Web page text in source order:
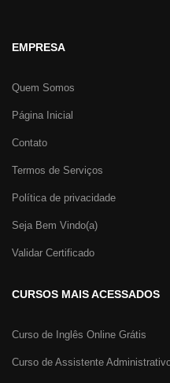
EMPRESA
Quem Somos
Página Inicial
Contato
Termos de Serviços
Política de privacidade
Seja Bem Vindo(a)
Validar Certificado
CURSOS MAIS ACESSADOS
Curso de Inglês Online Grátis
Curso de Assistente